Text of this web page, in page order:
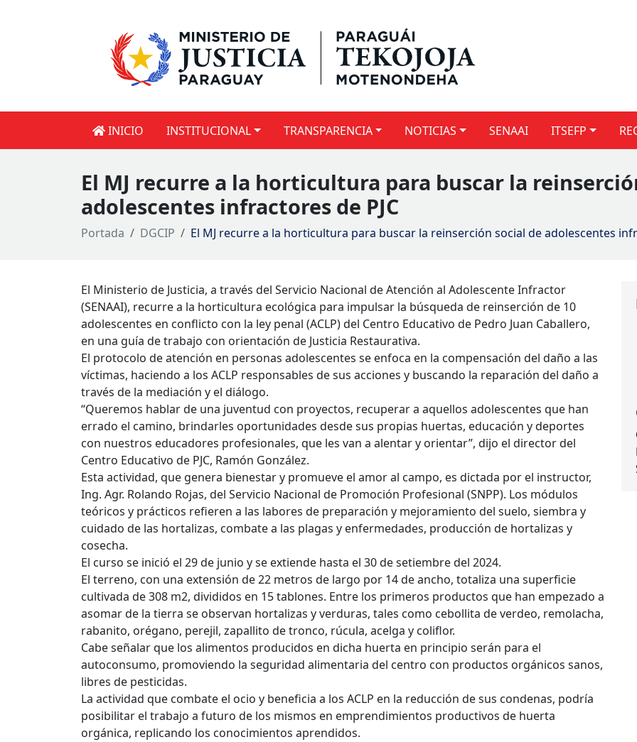
INICIO INSTITUCIONAL TRANSPARENCIA NOTICIAS SENAAI ITSEFP
El MJ recurre a la horticultura para buscar la
adolescentes infractores de PJC
Portada DGCIP El MJ recurre a la horticultura para buscar la reinserción social de adolescentes
El Ministerio de Justicia, a través del Servicio Nacional de Atención al Adolescente Infractor
(SENAAI), recurre a la horticultura ecológica para impulsar la búsqueda de reinserción de 10
adolescentes en conflicto con la ley penal (ACLP) del Centro Educativo de Pedro Juan Caballero,
en una guía de trabajo con orientación de Justicia Restaurativa.
El protocolo de atención en personas adolescentes se enfoca en la compensación del daño a las
víctimas, haciendo a los ACLP responsables de sus acciones y buscando la reparación del daño a
través de la mediación y el diálogo.
“Queremos hablar de una juventud con proyectos, recuperar a aquellos adolescentes que han
errado el camino, brindarles oportunidades desde sus propias huertas, educación y deportes
con nuestros educadores profesionales, que les van a alentar y orientar”, dijo el director del
Centro Educativo de PJC, Ramón González.
Esta actividad, que genera bienestar y promueve el amor al campo, es dictada por el instructor,
Ing. Agr. Rolando Rojas, del Servicio Nacional de Promoción Profesional (SNPP). Los módulos
teóricos y prácticos refieren a las labores de preparación y mejoramiento del suelo, siembra y
cuidado de las hortalizas, combate a las plagas y enfermedades, producción de hortalizas y
cosecha.
El curso se inició el 29 de junio y se extiende hasta el 30 de setiembre del 2024.
El terreno, con una extensión de 22 metros de largo por 14 de ancho, totaliza una superficie
cultivada de 308 m2, divididos en 15 tablones. Entre los primeros productos que han empezado a
asomar de la tierra se observan hortalizas y verduras, tales como cebollita de verdeo, remolacha,
rabanito, orégano, perejil, zapallito de tronco, rúcula, acelga y coliflor.
Cabe señalar que los alimentos producidos en dicha huerta en principio serán para el
autoconsumo, promoviendo la seguridad alimentaria del centro con productos orgánicos sanos,
libres de pesticidas.
La actividad que combate el ocio y beneficia a los ACLP en la reducción de sus condenas, podría
posibilitar el trabajo a futuro de los mismos en emprendimientos productivos de huerta
orgánica, replicando los conocimientos aprendidos.